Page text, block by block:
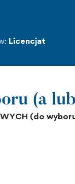
Licencjat
(a
(do